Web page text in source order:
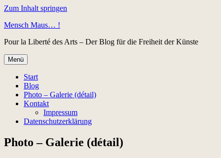
Zum Inhalt springen
Mensch Maus… !
Pour la Liberté des Arts – Der Blog für die Freiheit der Künste
Menü
Start
Blog
Photo – Galerie (détail)
Kontakt
Impressum
Datenschutzerklärung
Photo – Galerie (détail)